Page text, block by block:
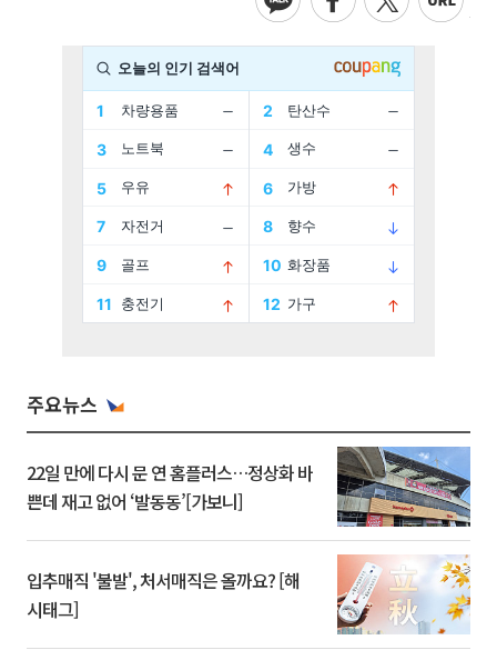
주요뉴스
22일 만에 다시 문 연 홈플러스…정상화 바
쁜데 재고 없어 ‘발동동’[가보니]
입추매직 '불발', 처서매직은 올까요? [해
시태그]